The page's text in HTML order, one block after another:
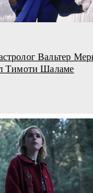
Вальтер
Тимоти Шаламе